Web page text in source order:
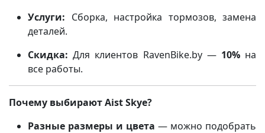
Услуги: Сборка, настройка тормозов, замена
деталей.
Скидка: Для клиентов RavenBike.by — 10%на
все работы.
Почему выбирают Aist Skye?
Разные размеры и цвета — можно подобрать